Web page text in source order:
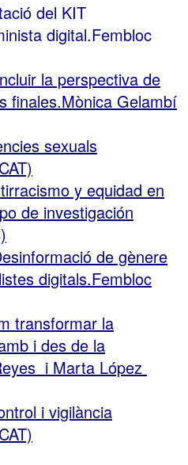
del KIT
digital.Fembloc
la perspectiva de
finales.Mònica Gelambí
sexuals
y equidad en
de investigación
de gènere
digitals.Fembloc
transformar la
i des de la
i Marta López
i vigilància